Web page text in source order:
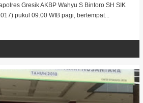
Gresik AKBP Wahyu S Bintoro SH SIK
pukul 09.00 WIB pagi, bertempat...